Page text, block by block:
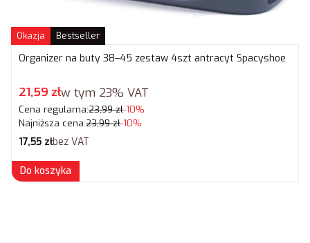
Okazja Bestseller
Organizer na buty 38–45 zestaw 4szt antracyt Spacyshoe
Cena promocyjna brutto
21,59 złw tym 23% VAT
Cena regularna:23,99 zł-10%
Najniższa cena:23,99 zł-10%
Cena netto
17,55 złbez VAT
Do koszyka